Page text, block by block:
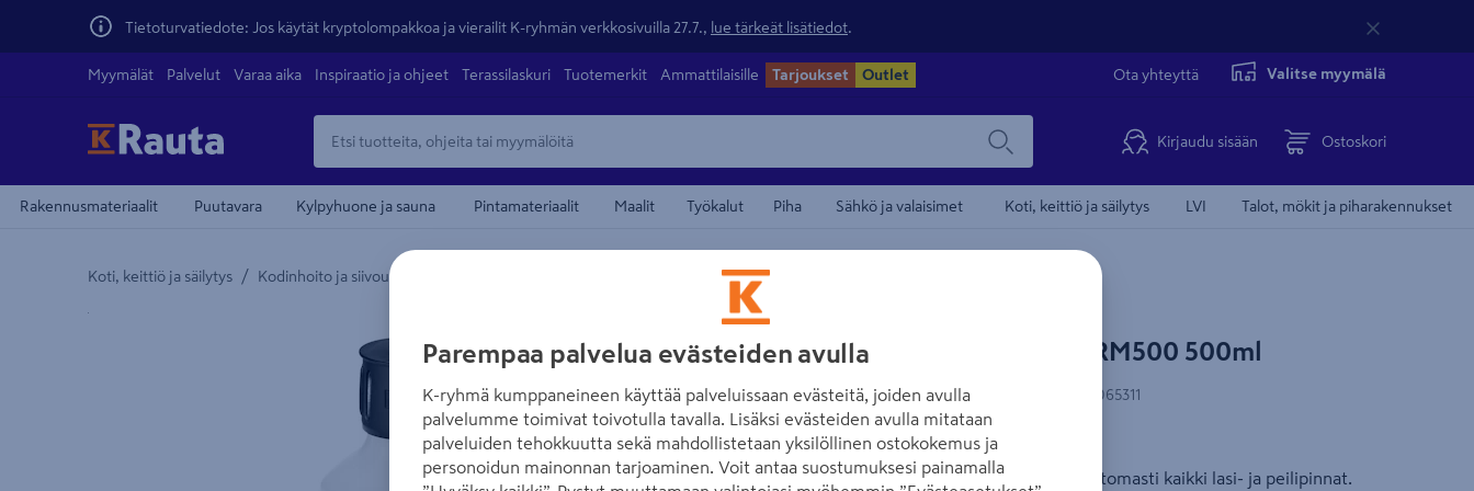
Tietoturvatiedote: Jos käytät kryptolompakkoa ja vierailit K-ryhmän verkkosivuilla 27.7., lue tärkeät lisätiedot
Myymälät Palvelut Varaa aika Inspiraatio ja ohjeet Terassilaskuri Tuotemerkit Ammattilaisille Tarjoukset Outlet Ota yhteyttä Valitse myymälä
Kirjaudu sisään Ostoskori
Rakennusmateriaalit Puutavara Kylpyhuone ja sauna Pintamateriaalit Maalit Työkalut Piha Sähkö ja valaisimet Koti, keittiö ja säilytys LVI Talot, mökit ja piharakennukset
Koti, keittiö ja säilytys / Kodinhoito ja siivous Pesuaineet pesureihin
Yksityiskohtainen kuvaus löytyy Tuotteen kuvaus -maamerkistä
Ikkunanpesuaine Kärcher RM500 500ml
Tuotenumero 501430211 EAN-koodi 4054278065311
4.7 3 arvostelua
Kärcher-ikkunanpesuaine puhdistaa raidattomasti kaikki lasi- ja peilipinnat.
Parempaa palvelua evästeiden avulla
K-ryhmä kumppaneineen käyttää palveluissaan evästeitä, joiden avulla
palvelumme toimivat toivotulla tavalla. Lisäksi evästeiden avulla mitataan
palveluiden tehokkuutta sekä mahdollistetaan yksilöllinen ostokokemus ja
personoidun mainonnan tarjoaminen. Voit antaa suostumuksesi painamalla